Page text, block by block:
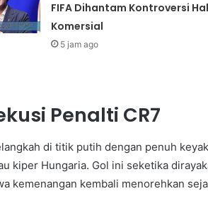
FIFA Dihantam Kontroversi
Komersial
5 jam ago
Penalti CR7
di titik putih dengan penuh
kiper Hungaria. Gol ini seketika
kemenangan kembali menorehkan